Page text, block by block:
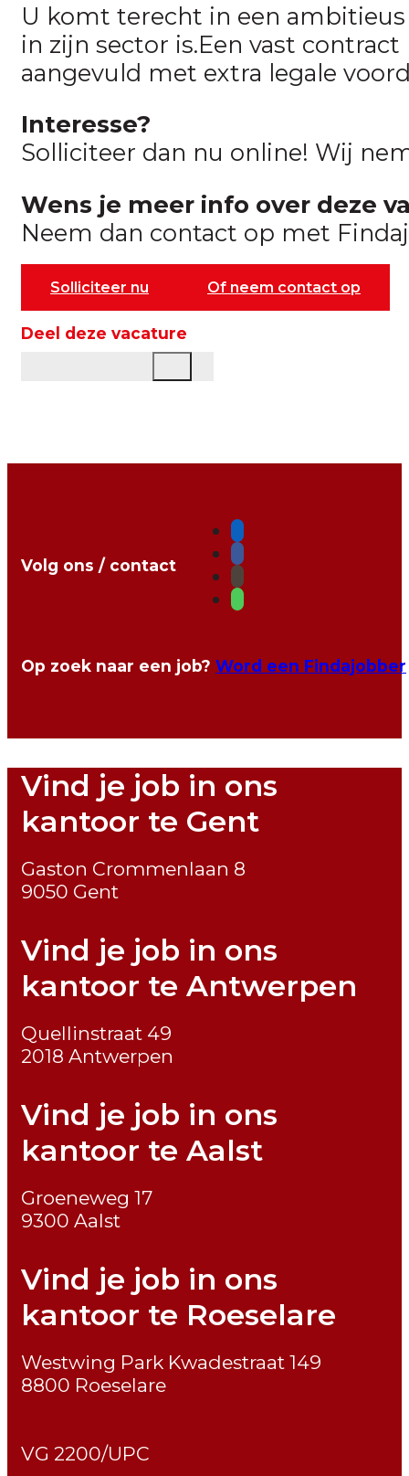
U komt terecht in een
in zijn sector is.Een vast
aangevuld met extra legale
Interesse?
Solliciteer dan nu online! Wij
Wens je meer info over deze
Neem dan contact op met
Solliciteer nu Of neem contact op
Deel deze vacature
Volg ons / contact
Op zoek naar een job? Word een Findajobber
Vind je job in ons
kantoor te Gent
Gaston Crommenlaan 8
9050 Gent
Vind je job in ons
kantoor te Antwerpen
Quellinstraat 49
2018 Antwerpen
Vind je job in ons
kantoor te Aalst
Groeneweg 17
9300 Aalst
Vind je job in ons
kantoor te Roeselare
Westwing Park Kwadestraat 149
8800 Roeselare
VG 2200/UPC